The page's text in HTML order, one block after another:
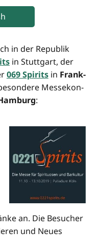
in der Repu­blik
in Stutt­gart, der
069 Spi­ritsin Frank­
Mes­se­kon­
:
an. Die Besu­cher
und Neu­es